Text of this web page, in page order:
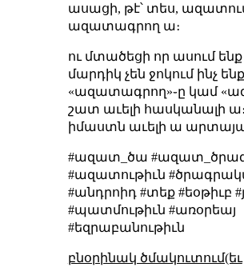
ասացի, թէ՝ տես,
ազատագրող ա։
ու մտածեցի որ ասում
մարդիկ չեն ջոկում ինչ
«ազատագրող»֊ը կամ
շատ աւելի հասկանալի ա։
իմաստն աւելի ա
#ազատ_ծա
#ազատութիւն
#անդրոիդ #տեք #եօթիւբ
#պատմութիւն #առօրեայ
#եզրաբանութիւն
բնօրինակ ծմակուտում(եւ